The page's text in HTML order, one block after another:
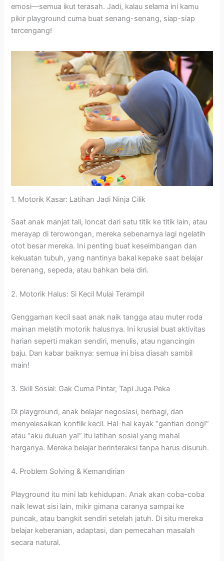
emosi—semua ikut terasah. Jadi, kalau selama ini kamu
pikir playground cuma buat senang-senang, siap-siap
tercengang!
1. Motorik Kasar: Latihan Jadi Ninja Cilik
Saat anak manjat tali, loncat dari satu titik ke titik lain, atau
merayap di terowongan, mereka sebenarnya lagi ngelatih
otot besar mereka. Ini penting buat keseimbangan dan
kekuatan tubuh, yang nantinya bakal kepake saat belajar
berenang, sepeda, atau bahkan bela diri.
2. Motorik Halus: Si Kecil Mulai Terampil
Genggaman kecil saat anak naik tangga atau muter roda
mainan melatih motorik halusnya. Ini krusial buat aktivitas
harian seperti makan sendiri, menulis, atau ngancingin
baju. Dan kabar baiknya: semua ini bisa diasah sambil
main!
3. Skill Sosial: Gak Cuma Pintar, Tapi Juga Peka
Di playground, anak belajar negosiasi, berbagi, dan
menyelesaikan konflik kecil. Hal-hal kayak “gantian dong!”
atau “aku duluan ya!” itu latihan sosial yang mahal
harganya. Mereka belajar berinteraksi tanpa harus disuruh.
4. Problem Solving & Kemandirian
Playground itu mini lab kehidupan. Anak akan coba-coba
naik lewat sisi lain, mikir gimana caranya sampai ke
puncak, atau bangkit sendiri setelah jatuh. Di situ mereka
belajar keberanian, adaptasi, dan pemecahan masalah
secara natural.